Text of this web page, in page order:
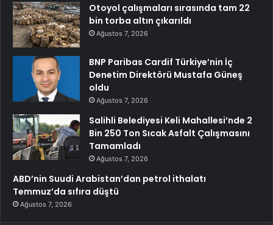
Otoyol çalışmaları sırasında tam 22
bin torba altın çıkarıldı
Ağustos 7, 2026
BNP Paribas Cardif Türkiye’nin İç
Denetim Direktörü Mustafa Güneş
oldu
Ağustos 7, 2026
Salihli Belediyesi Keli Mahallesi’nde 2
Bin 250 Ton Sıcak Asfalt Çalışmasını
Tamamladı
Ağustos 7, 2026
ABD’nin Suudi Arabistan’dan petrol ithalatı
Temmuz’da sıfıra düştü
Ağustos 7, 2026